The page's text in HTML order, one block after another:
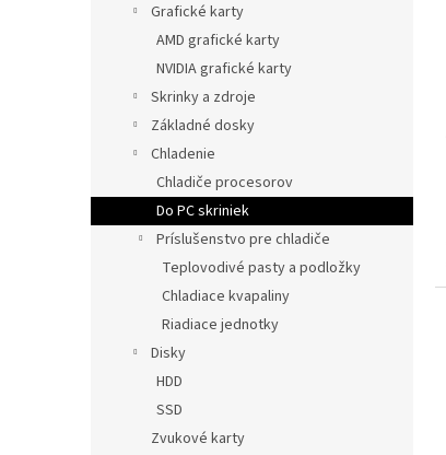
Grafické karty
AMD grafické karty
NVIDIA grafické karty
Skrinky a zdroje
Základné dosky
Chladenie
Chladiče procesorov
Do PC skriniek
Príslušenstvo pre chladiče
Teplovodivé pasty a podložky
Chladiace kvapaliny
Riadiace jednotky
Disky
HDD
SSD
Zvukové karty